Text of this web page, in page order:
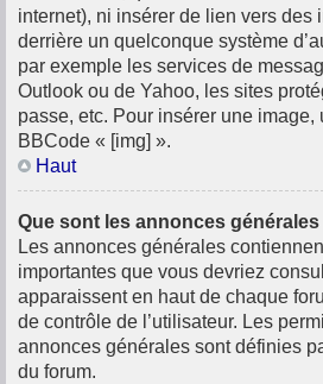
internet), ni insérer de lien vers des
derrière un quelconque système
par exemple les services de
Outlook ou de Yahoo, les sites
passe, etc. Pour insérer une
BBCode « [img] ».
Haut
Que sont les annonces générales
Les annonces générales
importantes que vous devriez
apparaissent en haut de chaque
de contrôle de l’utilisateur. Les
annonces générales sont définies
du forum.